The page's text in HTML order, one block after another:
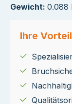
Gewicht: 0.088
Ihre